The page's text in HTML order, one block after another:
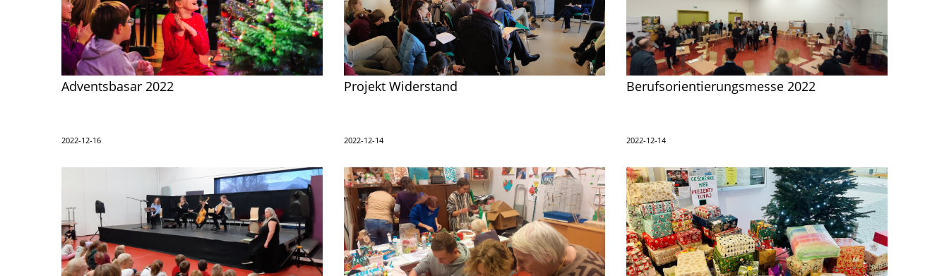
Adventsbasar 2022
2022-12-16
Projekt Widerstand
2022-12-14
Berufsorientierungsmesse 2022
2022-12-14